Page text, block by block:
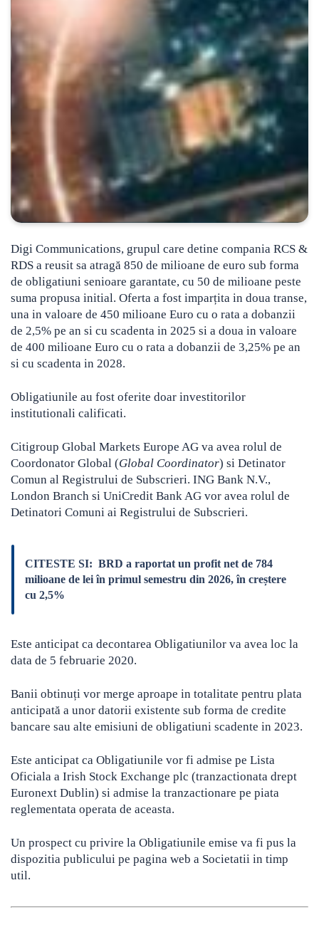
Digi Communications, grupul care detine compania RCS &
RDS a reusit sa atragă 850 de milioane de euro sub forma
de obligatiuni senioare garantate, cu 50 de milioane peste
suma propusa initial. Oferta a fost imparțita in doua transe,
una in valoare de 450 milioane Euro cu o rata a dobanzii
de 2,5% pe an si cu scadenta in 2025 si a doua in valoare
de 400 milioane Euro cu o rata a dobanzii de 3,25% pe an
si cu scadenta in 2028.
Obligatiunile au fost oferite doar investitorilor
institutionali calificati.
Citigroup Global Markets Europe AG va avea rolul de
Coordonator Global (Global Coordinator) si Detinator
Comun al Registrului de Subscrieri. ING Bank N.V.,
London Branch si UniCredit Bank AG vor avea rolul de
Detinatori Comuni ai Registrului de Subscrieri.
CITESTE SI: BRD a raportat un profit net de 784
milioane de lei în primul semestru din 2026, în creștere
cu 2,5%
Este anticipat ca decontarea Obligatiunilor va avea loc la
data de 5 februarie 2020.
Banii obtinuți vor merge aproape in totalitate pentru plata
anticipată a unor datorii existente sub forma de credite
bancare sau alte emisiuni de obligatiuni scadente in 2023.
Este anticipat ca Obligatiunile vor fi admise pe Lista
Oficiala a Irish Stock Exchange plc (tranzactionata drept
Euronext Dublin) si admise la tranzactionare pe piata
reglementata operata de aceasta.
Un prospect cu privire la Obligatiunile emise va fi pus la
dispozitia publicului pe pagina web a Societatii in timp
util.